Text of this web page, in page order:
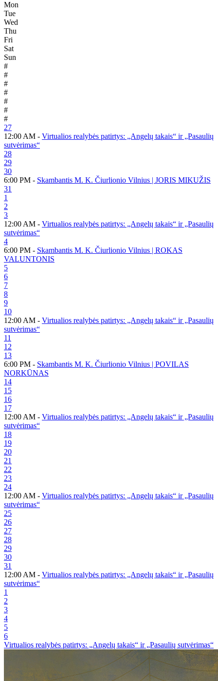
Mon
Tue
Wed
Thu
Fri
Sat
Sun
#
#
#
#
#
#
#
27
12:00 AM - Virtualios realybės patirtys: „Angelų takais“ ir „Pasaulių
sutvėrimas“
28
29
30
6:00 PM - Skambantis M. K. Čiurlionio Vilnius | JORIS MIKUŽIS
31
1
2
3
12:00 AM - Virtualios realybės patirtys: „Angelų takais“ ir „Pasaulių
sutvėrimas“
4
6:00 PM - Skambantis M. K. Čiurlionio Vilnius | ROKAS
VALUNTONIS
5
6
7
8
9
10
12:00 AM - Virtualios realybės patirtys: „Angelų takais“ ir „Pasaulių
sutvėrimas“
11
12
13
6:00 PM - Skambantis M. K. Čiurlionio Vilnius | POVILAS
NORKŪNAS
14
15
16
17
12:00 AM - Virtualios realybės patirtys: „Angelų takais“ ir „Pasaulių
sutvėrimas“
18
19
20
21
22
23
24
12:00 AM - Virtualios realybės patirtys: „Angelų takais“ ir „Pasaulių
sutvėrimas“
25
26
27
28
29
30
31
12:00 AM - Virtualios realybės patirtys: „Angelų takais“ ir „Pasaulių
sutvėrimas“
1
2
3
4
5
6
Virtualios realybės patirtys: „Angelų takais“ ir „Pasaulių sutvėrimas“